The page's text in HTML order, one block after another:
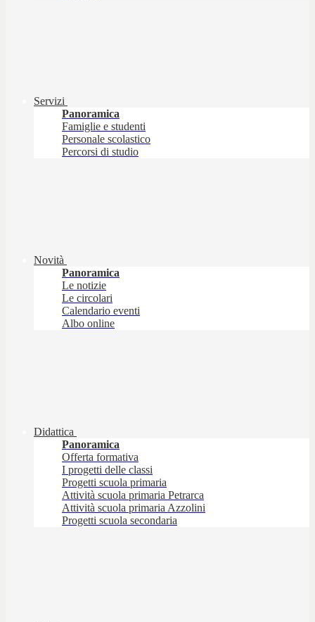
Servizi
Panoramica
Famiglie e studenti
Personale scolastico
Percorsi di studio
Novità
Panoramica
Le notizie
Le circolari
Calendario eventi
Albo online
Didattica
Panoramica
Offerta formativa
I progetti delle classi
Progetti scuola primaria
Attività scuola primaria Petrarca
Attività scuola primaria Azzolini
Progetti scuola secondaria